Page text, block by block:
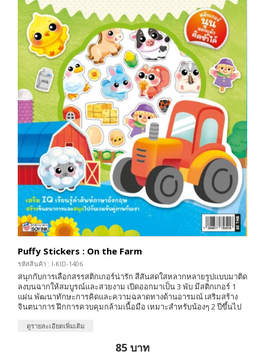
Puffy Stickers : On the Farm
รหัสสินค้า : I-KID-1406
สนุกกับการเลือกสรรสติกเกอร์น่ารัก สีสันสดใสหลากหลายรูปแบบมาติด
ลงบนฉากให้สมบูรณ์และสวยงาม เปิดออกมาเป็น 3 พับ มีสติกเกอร์ 1
แผ่น พัฒนาทักษะการคิดและความฉลาดทางด้านอารมณ์ เสริมสร้าง
จินตนาการ ฝึกการควบคุมกล้ามเนื้อมือ เหมาะสำหรับน้องๆ 2 ปีขึ้นไป
ดูรายละเอียดเพิ่มเติม
85 บาท